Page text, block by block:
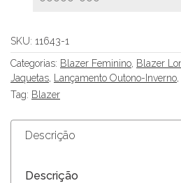
SKU: 11643-1
Categorias: Blazer Feminino, Blazer
Jaquetas, Lançamento Outono-Inverno,
Tag: Blazer
Descrição
Descrição